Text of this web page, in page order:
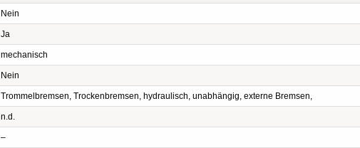
Nein
Ja
mechanisch
Nein
Trommelbremsen, Trockenbremsen, hydraulisch, unabhängig, externe Bremsen,
n.d.
–